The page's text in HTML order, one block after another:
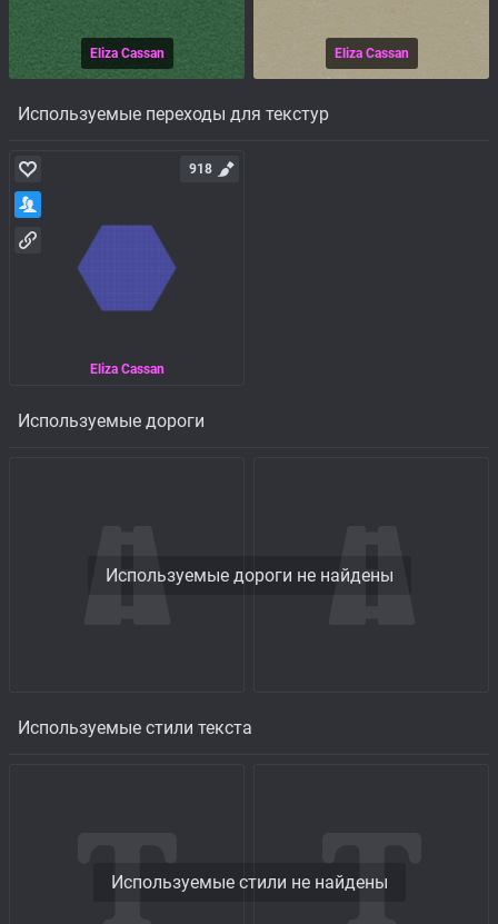
Eliza Cassan Eliza Cassan
Используемые переходы для текстур
Eliza Cassan
918
Используемые дороги
Используемые дороги не найдены
Используемые стили текста
Используемые стили не найдены